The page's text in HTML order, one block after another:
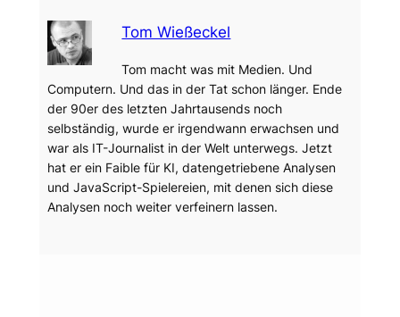
Tom Wießeckel
Tom macht was mit Medien. Und
Computern. Und das in der Tat schon länger. Ende
der 90er des letzten Jahrtausends noch
selbständig, wurde er irgendwann erwachsen und
war als IT-Journalist in der Welt unterwegs. Jetzt
hat er ein Faible für KI, datengetriebene Analysen
und JavaScript-Spielereien, mit denen sich diese
Analysen noch weiter verfeinern lassen.